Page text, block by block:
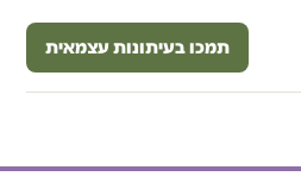
תמכו בעיתונות עצמאית